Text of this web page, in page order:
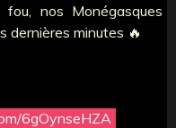
nos Monégasques
dernières minutes 🔥
6gOynseHZA